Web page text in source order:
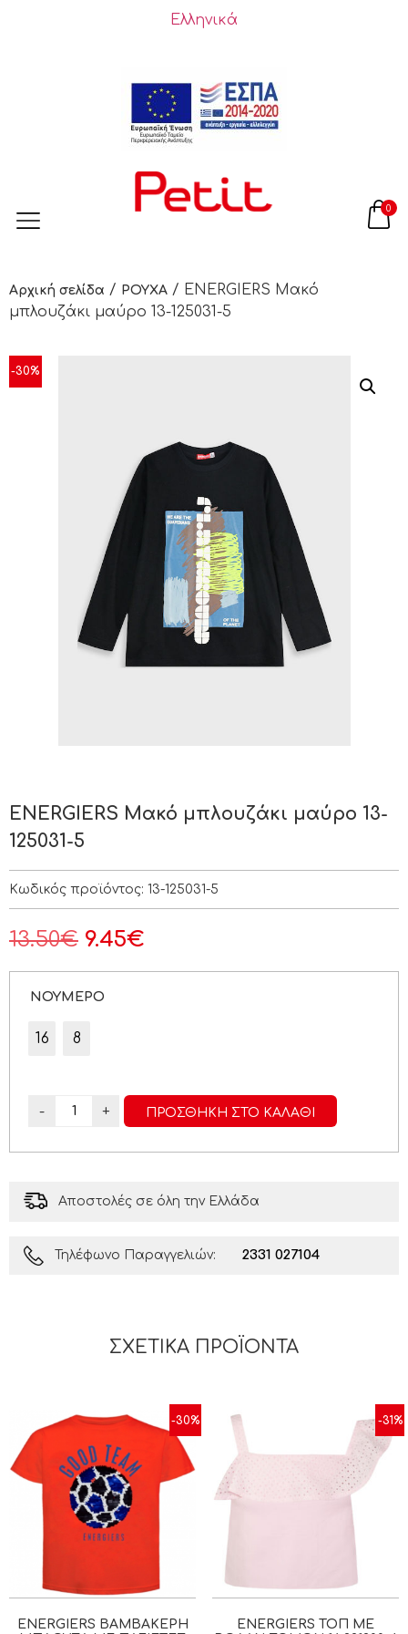
Ελληνικά
0
Αρχική σελίδα / ΡΟΥΧΑ / ENERGIERS Mακό
μπλουζάκι μαύρο 13-125031-5
-30%
ENERGIERS Mακό μπλουζάκι μαύρο 13-
125031-5
Κωδικός προϊόντος: 13-125031-5
13.50€ 9.45€
ΝΟΥΜΕΡΟ
16 8
- + ΠΡΟΣΘΉΚΗ ΣΤΟ ΚΑΛΆΘΙ
Αποστολές σε όλη την Ελλάδα
Τηλέφωνο Παραγγελιών: 2331 027104
ΣΧΕΤΙΚΆ ΠΡΟΪΌΝΤΑ
-30%
ENERGIERS ΒΑΜΒΑΚΕΡΉ
-31%
ENERGIERS ΤΟΠ ΜΕ